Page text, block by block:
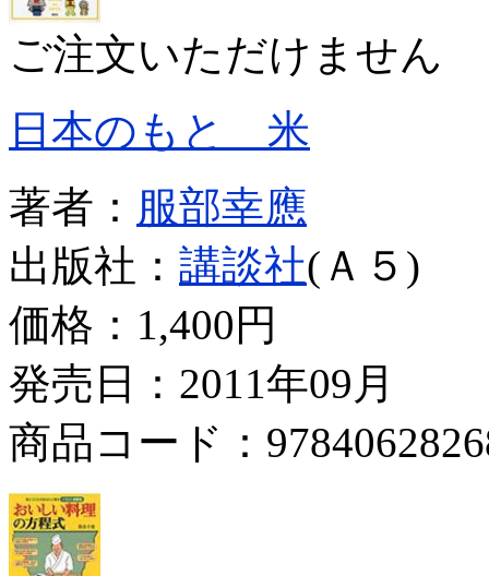
ご注文いただけません
日本のもと 米
著者： 服部幸應
出版社： 講談社(Ａ５)
価格： 1,400円
発売日：2011年09月
商品コード：